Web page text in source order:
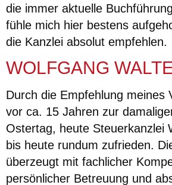
die immer aktuelle
fühle mich hier bestens
die Kanzlei absolut empfehlen.
WOLFGANG
Durch die Empfehlung meines
vor ca. 15 Jahren zur
Ostertag, heute Steuerkanzlei
bis heute rundum zufrieden.
überzeugt mit fachlicher
persönlicher Betreuung und